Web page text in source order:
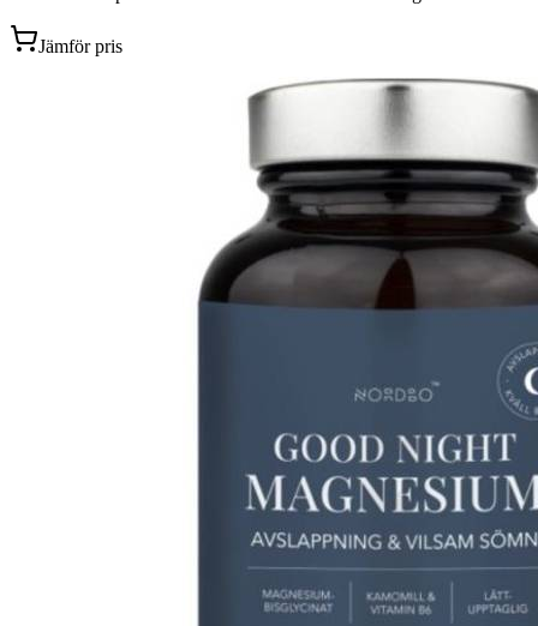
Jämför pris